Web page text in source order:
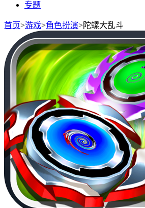
专题
首页>游戏>角色扮演>陀螺大乱斗